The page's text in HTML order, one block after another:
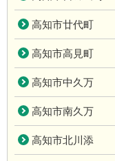
高知市廿代町
高知市高見町
高知市中久万
高知市南久万
高知市北川添